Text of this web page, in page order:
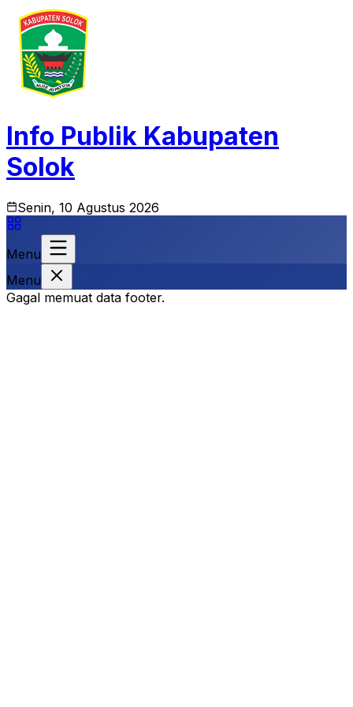
Info Publik Kabupaten
Solok
Senin, 10 Agustus 2026
Menu
Menu
Gagal memuat data footer.